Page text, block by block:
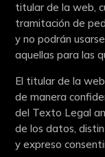
titular de la web,
tramitación de
y no podrán
aquellas para las
El titular de la
de manera
del Texto Legal
de los datos,
y expreso